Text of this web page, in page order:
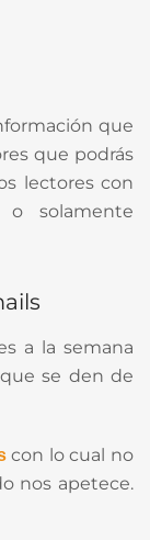
que
que podrás
lectores con
solamente
a la semana
se den de
con lo cual no
nos apetece.